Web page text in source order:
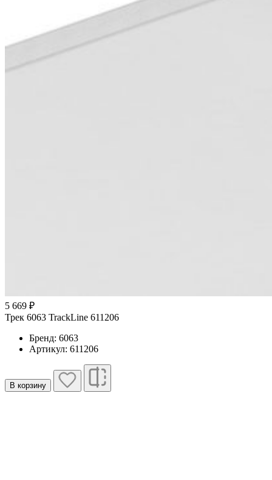
5 669 ₽
Трек 6063 TrackLine 611206
Бренд: 6063
Артикул: 611206
В корзину